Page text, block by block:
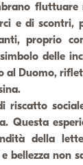
fluttuare
e di scontri,
proprio
delle
al Duomo,
riscatto
Questa
della
bellezza non